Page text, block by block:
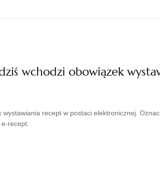
wchodzi obowiązek
recept w postaci elektronicznej.
recept.